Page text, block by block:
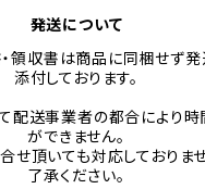
発送について
領収書は商品に同梱せず発
添付しております。
配送事業者の都合により
ができません。
頂いても対応しておりま
了承ください。